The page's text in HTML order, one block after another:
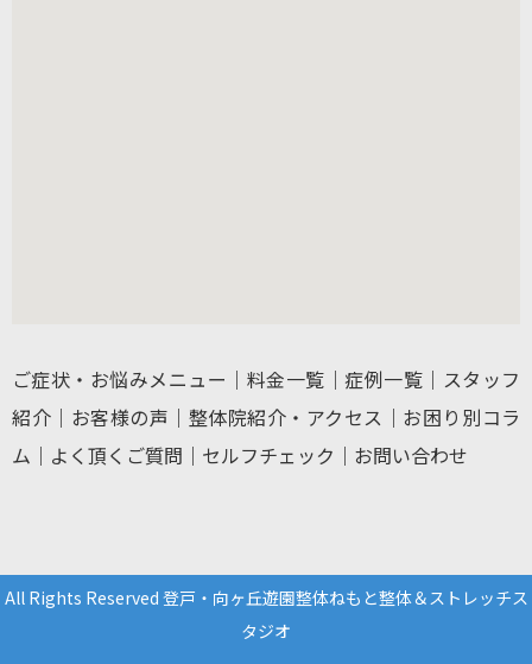
ご症状・お悩みメニュー ｜ 料金一覧 ｜症例一覧 ｜ スタッフ
紹介 ｜ お客様の声 ｜ 整体院紹介・アクセス ｜ お困り別コラ
ム ｜ よく頂くご質問 ｜ セルフチェック ｜ お問い合わせ
All Rights Reserved 登戸・向ヶ丘遊園整体ねもと整体＆ストレッチス
タジオ